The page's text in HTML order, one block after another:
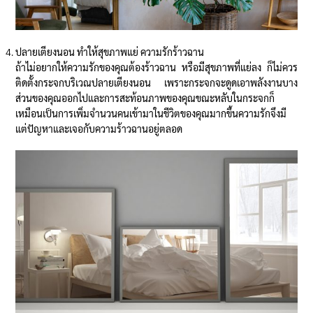
ปลายเตียงนอน ทำให้สุขภาพแย่ ความรักร้าวฉาน
ถ้าไม่อยากให้ความรักของคุณต้องร้าวฉาน หรือมีสุขภาพที่แย่ลง ก็ไม่ควร
ติดตั้งกระจกบริเวณปลายเตียงนอน เพราะกระจกจะดูดเอาพลังงานบาง
ส่วนของคุณออกไปและการสะท้อนภาพของคุณขณะหลับในกระจกก็
เหมือนเป็นการเพิ่มจำนวนคนเข้ามาในชีวิตของคุณมากขึ้นความรักจึงมี
แต่ปัญหาและเจอกับความร้าวฉานอยู่ตลอด